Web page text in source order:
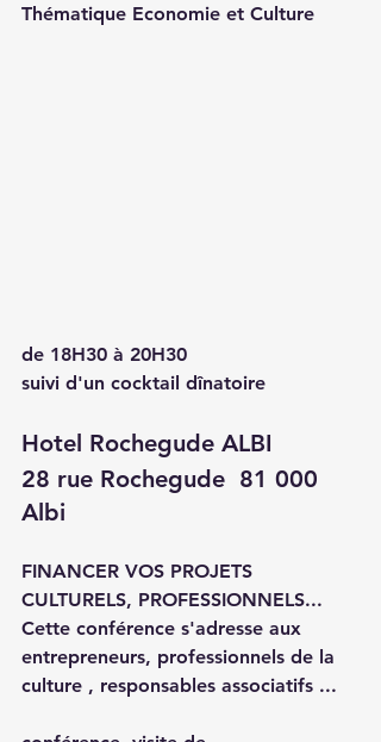
Thématique Economie et Culture
de 18H30 à 20H30
suivi d'un cocktail dînatoire
Hotel Rochegude ALBI
28 rue Rochegude  81 000
Albi
FINANCER VOS PROJETS
CULTURELS, PROFESSIONNELS...
Cette conférence s'adresse aux
entrepreneurs, professionnels de la
culture , responsables associatifs ...